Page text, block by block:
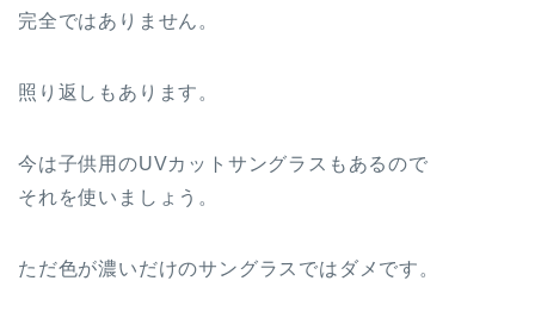
完全ではありません。
照り返しもあります。
今は子供用のUVカットサングラスもあるので
それを使いましょう。
ただ色が濃いだけのサングラスではダメです。